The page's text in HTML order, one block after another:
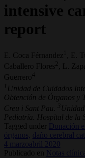
intensive
report
E. Coca Férnandez 1 , E.
Caballero Flores
, L.
Guerrero4
1 Unidad de Cuidados
Obtención de Órganos y
Creu i Sant Pau.
3
Pediatría. Hospital de la
Tagged under
Donación
órganos, daño cerebral
4 marzoabril 2020
Publicado en
Notas